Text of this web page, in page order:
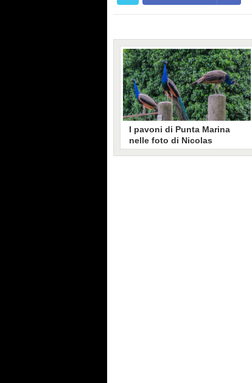
I pavoni di Punta Marina
nelle foto di Nicolas
Brunetti: "La convivenza è